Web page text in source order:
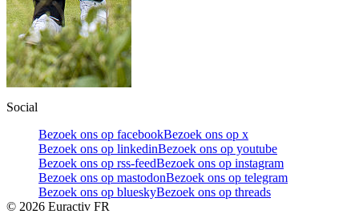
Social
Bezoek ons op facebookBezoek ons op x
Bezoek ons op linkedinBezoek ons op youtube
Bezoek ons op rss-feedBezoek ons op instagram
Bezoek ons op mastodonBezoek ons op telegram
Bezoek ons op blueskyBezoek ons op threads
© 2026 Euractiv FR